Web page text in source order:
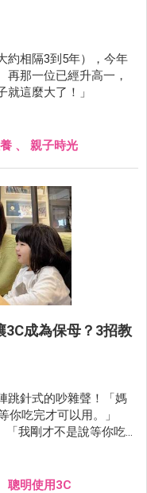
約相隔3到5年），今年
再那一位已經升高一，
這麼大了！」
、 親子時光
3C成為保母？3招教
跳針式的吵雜聲！「媽
你吃完才可以用。」
「我剛才不是說等你吃
就這樣約莫 10 歲大的
次媽媽就會心軟答應般
沒鬆口，只是我瞄
聰明使用3C